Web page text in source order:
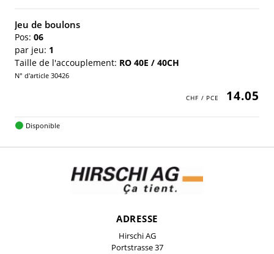
Jeu de boulons
Pos: 06
par jeu: 1
Taille de l'accouplement: RO 40E / 40CH
N° d'article 30426
14.05
Disponible
ADRESSE
Hirschi AG
Portstrasse 37